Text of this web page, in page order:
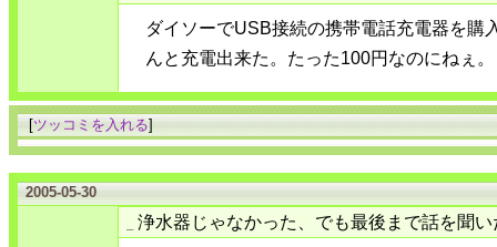
ダイソーでUSB接続の携帯電話充電器を購
んと充電出来た。たった100円なのにねぇ。
[ツッコミを入れる]
2005-05-30
浄水器じゃなかった、でも最後まで話を聞